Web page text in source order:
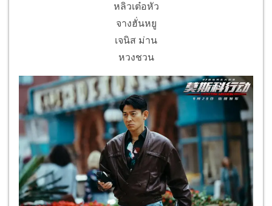
หลิวเต๋อหัว
จางฮั่นหยู
เจนิส ม่าน
หวงชวน